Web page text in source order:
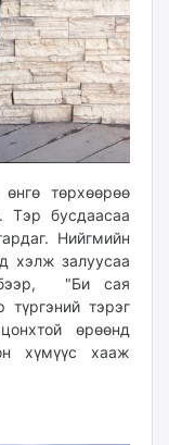
төрхөөрөө
Тэр бусдаасаа
Нийгмийн
хэлж залуусаа
"Би сая
түргэний тэрэг
өрөөнд
хүмүүс хааж